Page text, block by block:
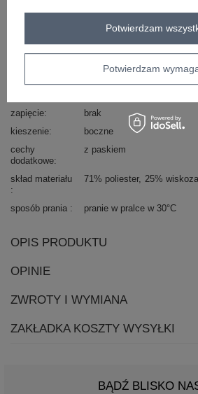
dominujący
wysoki
zapięcie
brak
kieszenie
boczne
cechy
dodatkowe
z paskiem
skład materiału 71% poliester 25% wiskoza
sposób prania pranie w pralce w 30°C
OPIS PRODUKTU
OPINIE
ZWROTY I WYMIANA
ZAKŁADKA KOSZTY WYSYŁKI
BĄDŹ BLISKO
Potwierdzam
Potwierdzam